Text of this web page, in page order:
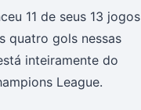
11 de seus 13 jogos
quatro gols nessas
inteiramente do
League.